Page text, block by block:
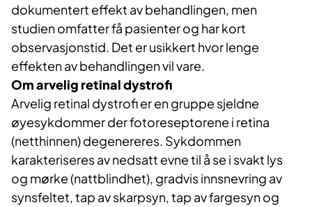
dokumentert effekt av behandlingen, men
studien omfatter få pasienter og har kort
observasjonstid. Det er usikkert hvor lenge
effekten av behandlingen vil vare.
Om arvelig retinal dystrofi
Arvelig retinal dystrofi er en gruppe sjeldne
øyesykdommer der fotoreseptorene i retina
(netthinnen) degenereres. Sykdommen
karakteriseres av nedsatt evne til å se i svakt lys
og mørke (nattblindhet), gradvis innsnevring av
synsfeltet, tap av skarpsyn, tap av fargesyn og